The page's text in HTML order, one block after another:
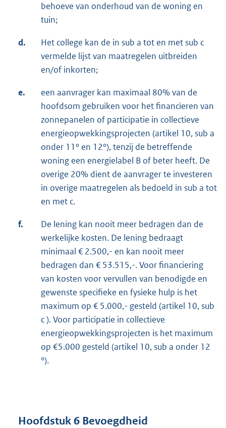
behoeve van onderhoud van de woning en
tuin;
d.
Het college kan de in sub a tot en met sub c
vermelde lijst van maatregelen uitbreiden
en/of inkorten;
e.
een aanvrager kan maximaal 80% van de
hoofdsom gebruiken voor het financieren van
zonnepanelen of participatie in collectieve
energieopwekkingsprojecten (artikel 10, sub a
onder 11° en 12°), tenzij de betreffende
woning een energielabel B of beter heeft. De
overige 20% dient de aanvrager te investeren
in overige maatregelen als bedoeld in sub a tot
en met c.
f.
De lening kan nooit meer bedragen dan de
werkelijke kosten. De lening bedraagt
minimaal € 2.500,- en kan nooit meer
bedragen dan € 53.515,-. Voor financiering
van kosten voor vervullen van benodigde en
gewenste specifieke en fysieke hulp is het
maximum op € 5.000,- gesteld (artikel 10, sub
c ). Voor participatie in collectieve
energieopwekkingsprojecten is het maximum
op €5.000 gesteld (artikel 10, sub a onder 12
°).
Hoofdstuk 6 Bevoegdheid